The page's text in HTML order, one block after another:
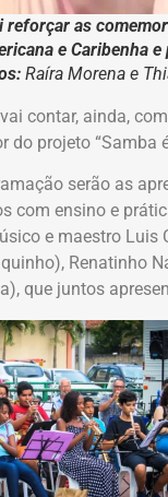
reforçar as
e Caribenha
Raíra Morena e
contar, ainda,
do projeto “Samba
serão as
com ensino e
e maestro Luis
Renatinho
que juntos